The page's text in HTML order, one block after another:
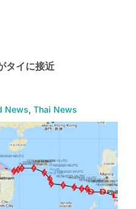
タイに接近
News, Thai News